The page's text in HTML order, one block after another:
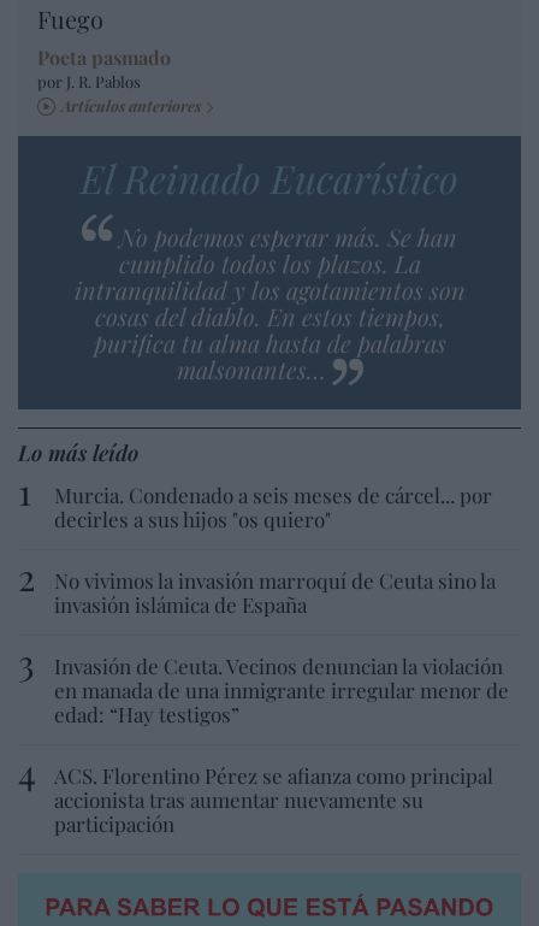
Fuego
Poeta pasmado
por J. R. Pablos
Artículos anteriores
El Reinado Eucarístico
No podemos esperar más. Se han
cumplido todos los plazos. La
intranquilidad y los agotamientos son
cosas del diablo. En estos tiempos,
purifica tu alma hasta de palabras
malsonantes…
Lo más leído
Murcia. Condenado a seis meses de cárcel... por
decirles a sus hijos "os quiero"
No vivimos la invasión marroquí de Ceuta sino la
invasión islámica de España
Invasión de Ceuta. Vecinos denuncian la violación
en manada de una inmigrante irregular menor de
edad: “Hay testigos”
ACS. Florentino Pérez se afianza como principal
accionista tras aumentar nuevamente su
participación